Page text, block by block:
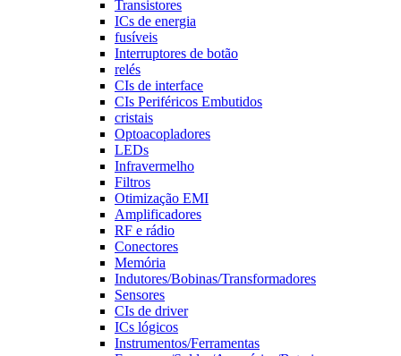
Transistores
ICs de energia
fusíveis
Interruptores de botão
relés
CIs de interface
CIs Periféricos Embutidos
cristais
Optoacopladores
LEDs
Infravermelho
Filtros
Otimização EMI
Amplificadores
RF e rádio
Conectores
Memória
Indutores/Bobinas/Transformadores
Sensores
CIs de driver
ICs lógicos
Instrumentos/Ferramentas